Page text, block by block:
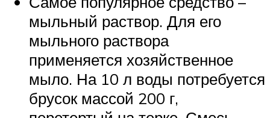
мыльный раствор. Для его
мыльного раствора
применяется хозяйственное
мыло. На 10 л воды потребуется
брусок массой 200 г,